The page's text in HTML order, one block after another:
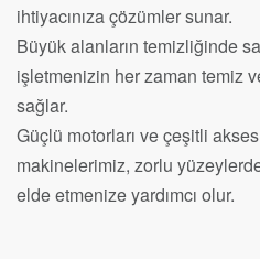
ihtiyacınıza çözümler sunar.
Büyük alanların temizliğinde
işletmenizin her zaman temiz
sağlar.
Güçlü motorları ve çeşitli
makinelerimiz, zorlu
elde etmenize yardımcı olur.